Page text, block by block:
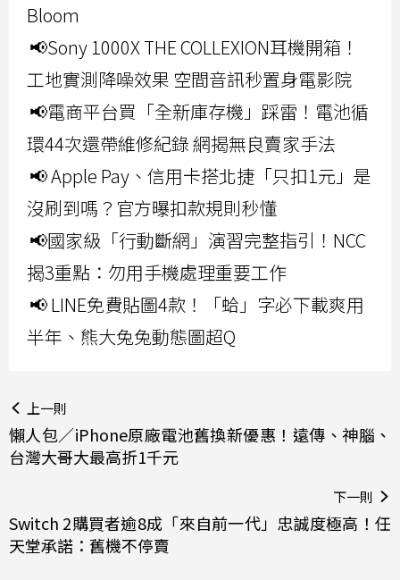
Bloom
📢Sony 1000X THE COLLEXION耳機開箱！
工地實測降噪效果 空間音訊秒置身電影院
📢電商平台買「全新庫存機」踩雷！電池循
環44次還帶維修紀錄 網揭無良賣家手法
📢 Apple Pay、信用卡搭北捷「只扣1元」是
沒刷到嗎？官方曝扣款規則秒懂
📢國家級「行動斷網」演習完整指引！NCC
揭3重點：勿用手機處理重要工作
📢 LINE免費貼圖4款！「蛤」字必下載爽用
半年、熊大兔兔動態圖超Q
上一則
懶人包／iPhone原廠電池舊換新優惠！遠傳、神腦、
台灣大哥大最高折1千元
下一則
Switch 2購買者逾8成「來自前一代」忠誠度極高！任
天堂承諾：舊機不停賣